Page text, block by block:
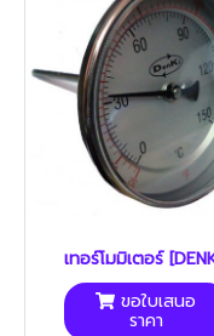
เทอร์โมมิเตอร์
ขอใบเสนอ
ราคา